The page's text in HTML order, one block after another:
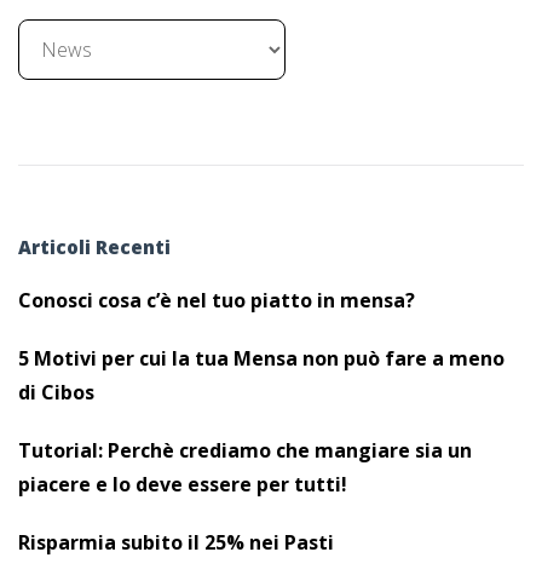
Articoli Recenti
Conosci cosa c’è nel tuo piatto in mensa?
5 Motivi per cui la tua Mensa non può fare a meno
di Cibos
Tutorial: Perchè crediamo che mangiare sia un
piacere e lo deve essere per tutti!
Risparmia subito il 25% nei Pasti